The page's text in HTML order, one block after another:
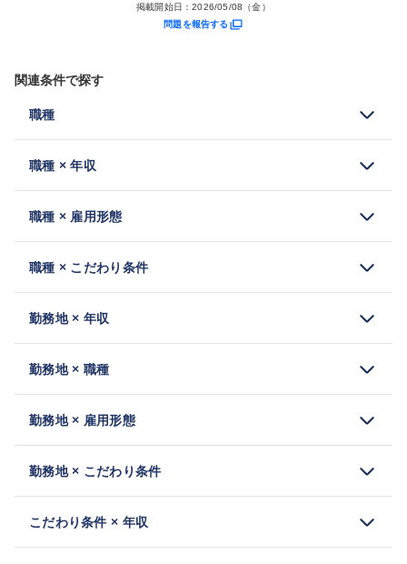
掲載開始日：2026/05/08（金）
問題を報告する
関連条件で探す
職種
職種 × 年収
職種 × 雇用形態
職種 × こだわり条件
勤務地 × 年収
勤務地 × 職種
勤務地 × 雇用形態
勤務地 × こだわり条件
こだわり条件 × 年収